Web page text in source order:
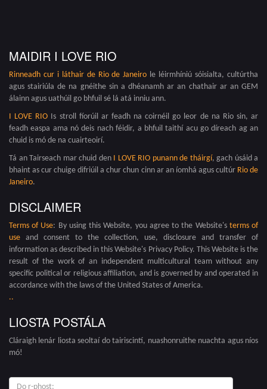
MAIDIR I LOVE RIO
Rinneadh cur i láthair de Rio de Janeiro le léirmhíniú sóisialta, cultúrtha
agus stairiúla de na gnéithe sin a dhéanamh ar an chathair ar an GEM
álainn agus uathúil go bhfuil sé lá atá inniu ann.
I LOVE RIO Is stroll fíorúil ar feadh na coirnéil go leor de na Rio sin, ar
feadh easpa ama nó deis nach féidir, a bhfuil taithí acu go díreach ag an
chuid is mó de na cuairteoirí.
Tá an Tairseach mar chuid den I LOVE RIO punann de tháirgí, gach úsáid a
bhaint as cur chuige difriúil a chur chun cinn ar an íomhá agus cultúr Rio de
Janeiro.
DISCLAIMER
Terms of Use: By using this Website, you agree to the Website's terms of
use and consent to the collection, use, disclosure and transfer of
information as described in this Website's Privacy Policy. This Website is the
result of the work of an independent multicultural team without any
specific political or religious affiliation, and is governed by and operated in
accordance with the laws of the United States of America.
..
LIOSTA POSTÁLA
Cláraigh lenár liosta seoltaí do tairiscintí, nuashonruithe nuachta agus níos
mó!
do